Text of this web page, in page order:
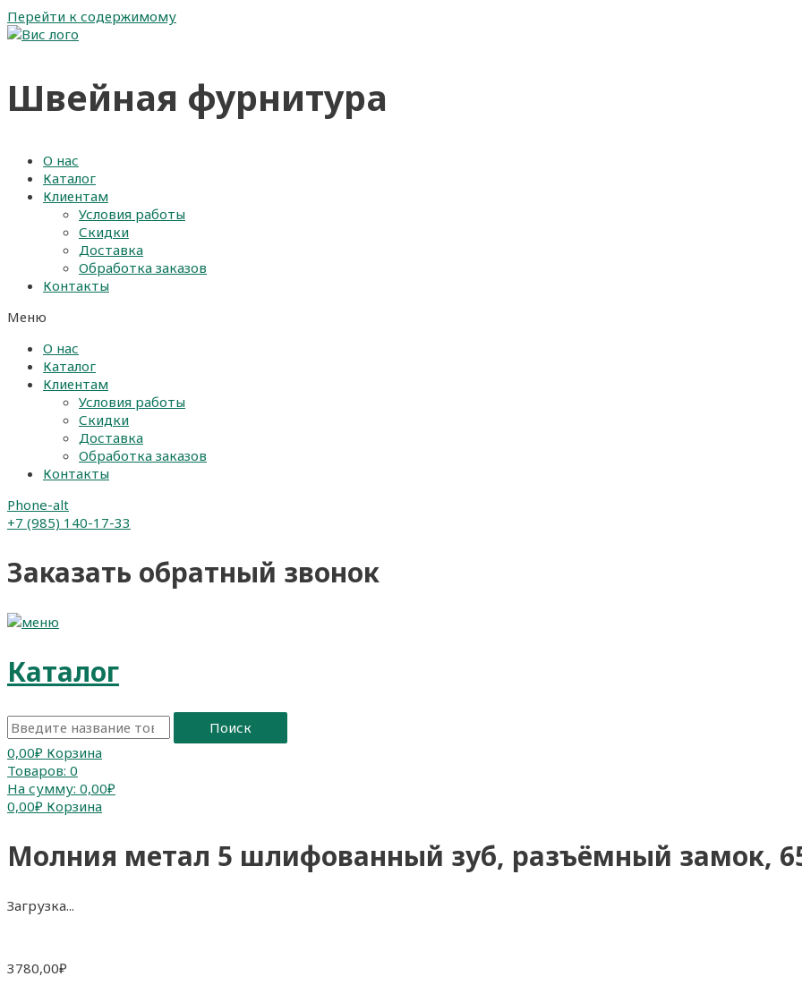
Перейти к содержимому
Швейная фурнитура
О нас
Каталог
Клиентам
Условия работы
Скидки
Доставка
Обработка заказов
Контакты
Меню
О нас
Каталог
Клиентам
Условия работы
Скидки
Доставка
Обработка заказов
Контакты
Phone-alt
+7 (985) 140-17-33
Заказать обратный звонок
Каталог
Поиск
0,00₽ Корзина
Товаров: 0
На сумму: 0,00₽
0,00₽ Корзина
Молния метал 5 шлифованный зуб, разъёмный замок,
Загрузка...
3780,00₽